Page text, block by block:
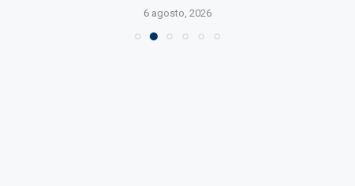
6 agosto, 2026